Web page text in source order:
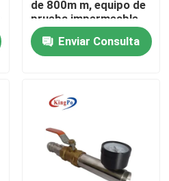
de 800m m, equipo de
prueba impermeable
automático
Enviar Consulta